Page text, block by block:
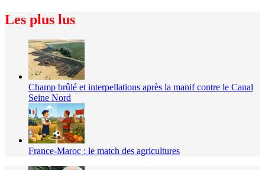
Les plus lus
Champ brûlé et interpellations après la manif contre le Canal
Seine Nord
France-Maroc : le match des agricultures